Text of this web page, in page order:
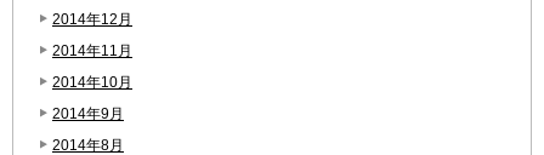
2014年12月
2014年11月
2014年10月
2014年9月
2014年8月